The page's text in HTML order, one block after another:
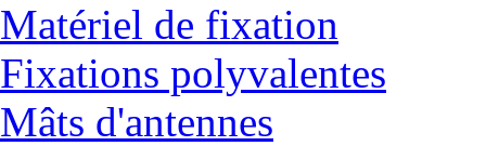
Matériel de fixation
Fixations polyvalentes
Mâts d'antennes